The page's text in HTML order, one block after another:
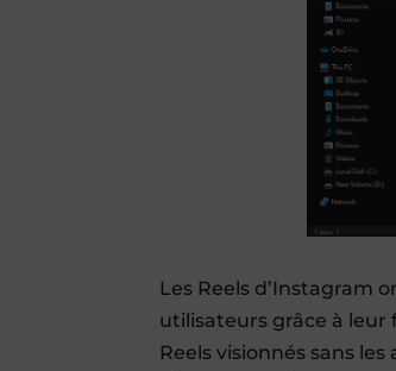
Les Reels d’Instagram
utilisateurs grâce à
Reels visionnés sans